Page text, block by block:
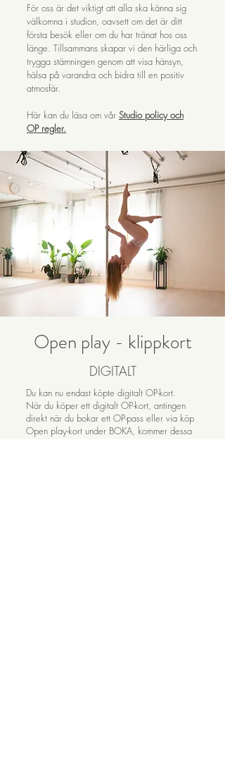
För oss är det viktigt att alla ska känna sig
välkomna i studion, oavsett om det är ditt
första besök eller om du har tränat hos oss
länge. Tillsammans skapar vi den härliga och
trygga stämningen genom att visa hänsyn,
hälsa på varandra och bidra till en positiv
atmosfär.
Här kan du läsa om vår Studio policy och
OP regler.
Open play - klippkort
DIGITALT
Du kan nu endast köpte digitalt OP-kort.
När du köper ett digitalt OP-kort, antingen
direkt när du bokar ett OP-pass eller via köp
Open play-kort under BOKA, kommer dessa